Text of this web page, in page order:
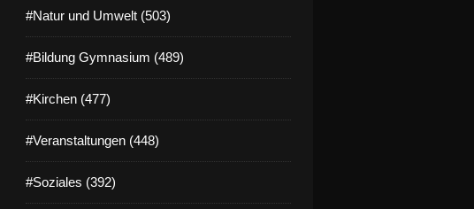
#Natur und Umwelt (503)
#Bildung Gymnasium (489)
#Kirchen (477)
#Veranstaltungen (448)
#Soziales (392)